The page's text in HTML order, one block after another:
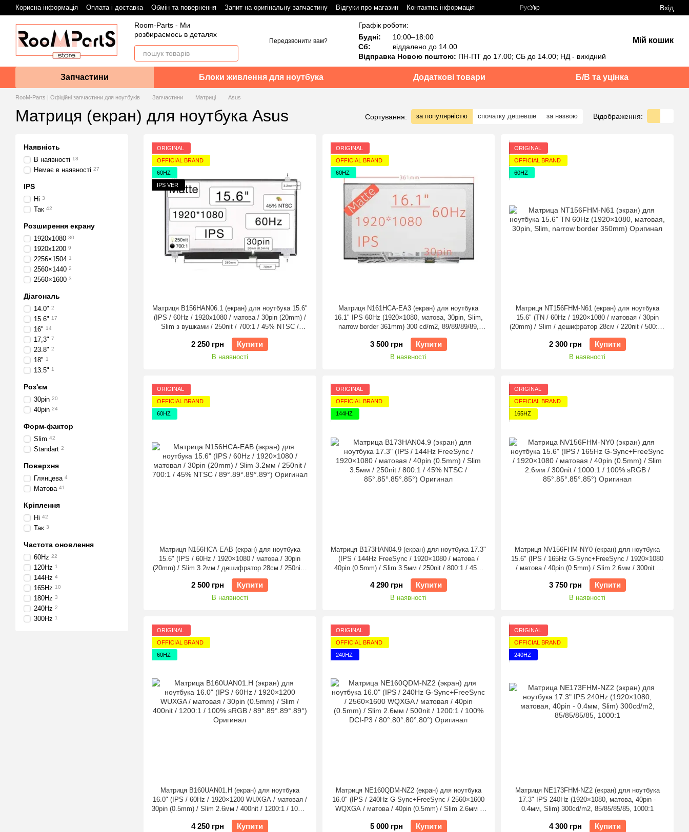
Перейти до основного контенту
Корисна інформація Оплата і доставка Обмін та повернення Запит на оригінальну запчастину Відгуки про магазин Контактна інформація РусУкр Вхід
Room-Parts - Ми
розбираємось в деталях
Передзвонити вам?
Графік роботи:
Будні:
10:00–18:00
Сб:
віддалено до 14.00
Відправка Новою поштою: ПН-ПТ до 17.00; СБ до 14.00; НД - вихідний
Мій кошик
Запчастини Блоки живлення для ноутбука Додаткові товари Б/В та уцінка
RooM-Parts | Офіційні запчастини для ноутбуків Запчастини Матриці Asus
Матриця (екран) для ноутбука Asus Сортування: за популярністю спочатку дешевше за назвою Відображення:
ORIGINAL
OFFICIAL BRAND
60HZ
IPS VER
Матриця B156HAN06.1 (екран) для ноутбука 15.6"
(IPS / 60Hz / 1920х1080 / матова / 30pin (20mm) /
Slim з вушками / 250nit / 700:1 / 45% NTSC /
85°.85°.85°.85°.85°.) Оригінал
2 250 грн Купити
В наявності
ORIGINAL
OFFICIAL BRAND
60HZ
Матриця N161HCA-EA3 (екран) для ноутбука
16.1" IPS 60Hz (1920×1080, матова, 30pin, Slim,
narrow border 361mm) 300 cd/m2, 89/89/89/89,
1000:1
3 500 грн Купити
В наявності
ORIGINAL
OFFICIAL BRAND
60HZ
Матриця NT156FHM-N61 (екран) для ноутбука
15.6" (TN / 60Hz / 1920×1080 / матовая / 30pin
(20mm) / Slim / дешифратор 28см / 220nit / 500:1 /
45% NTSC / 45°.45°.20°.40°) Оригінал
2 300 грн Купити
В наявності
ORIGINAL
OFFICIAL BRAND
60HZ
Матриця N156HCA-EAB (екран) для ноутбука
15.6" (IPS / 60Hz / 1920×1080 / матова / 30pin
(20mm) / Slim 3.2мм / дешифратор 28см / 250nit /
700:1 / 45% NTSC / 89°.89°.89°.89°) Оригінал
2 500 грн Купити
В наявності
ORIGINAL
OFFICIAL BRAND
144HZ
Матриця B173HAN04.9 (екран) для ноутбука 17.3"
(IPS / 144Hz FreeSync / 1920×1080 / матова /
40pin (0.5mm) / Slim 3.5мм / 250nit / 800:1 / 45%
NTSC / 85°.85°.85°.85°) Оригінал
4 290 грн Купити
В наявності
ORIGINAL
OFFICIAL BRAND
165HZ
Матриця NV156FHM-NY0 (екран) для ноутбука
15.6" (IPS / 165Hz G-Sync+FreeSync / 1920×1080
/ матова / 40pin (0.5mm) / Slim 2.6мм / 300nit /
1000:1 / 100% sRGB / 85°.85°.85°.85°) Оригінал
3 750 грн Купити
В наявності
ORIGINAL
OFFICIAL BRAND
60HZ
Матриця B160UAN01.H (екран) для ноутбука
16.0" (IPS / 60Hz / 1920×1200 WUXGA / матовая /
30pin (0.5mm) / Slim 2.6мм / 400nit / 1200:1 / 100%
sRGB / 89°.89°.89°.89°) Оригінал
4 250 грн Купити
ORIGINAL
OFFICIAL BRAND
240HZ
Матриця NE160QDM-NZ2 (екран) для ноутбука
16.0" (IPS / 240Hz G-Sync+FreeSync / 2560×1600
WQXGA / матова / 40pin (0.5mm) / Slim 2.6мм /
500nit / 1200:1 / 100% DCI-P3 / 80°.80°.80°.80°)
Оригінал
5 000 грн Купити
ORIGINAL
OFFICIAL BRAND
240HZ
Матриця NE173FHM-NZ2 (екран) для ноутбука
17.3" IPS 240Hz (1920×1080, матова, 40pin -
0.4мм, Slim) 300cd/m2, 85/85/85/85, 1000:1
4 300 грн Купити
Наявність
В наявності 18
Немає в наявності 27
IPS
Ні 3
Так 42
Розширення екрану
1920x1080 30
1920х1200 9
2256×1504 1
2560×1440 2
2560×1600 3
Діагональ
14.0" 2
15.6" 17
16" 14
17,3" 7
23.8" 2
18" 1
13.5" 1
Роз'єм
30pin 20
40pin 24
Форм-фактор
Slim 42
Standart 2
Поверхня
Глянцева 4
Матова 41
Кріплення
Ні 42
Так 3
Частота оновлення
60Hz 22
120Hz 1
144Hz 4
165Hz 10
180Hz 3
240Hz 2
300Hz 1